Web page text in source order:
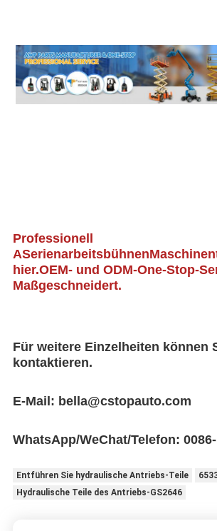
Professionell
ASerienarbeitsbühnen
hier.OEM- und ODM-One-Stop-
Maßgeschneidert.
Für weitere Einzelheiten können
kontaktieren.
E-Mail: bella@cstopauto.com
WhatsApp/WeChat/Telefon:
Entführen Sie hydraulische Antriebs-Teile
Hydraulische Teile des Antriebs-GS2646